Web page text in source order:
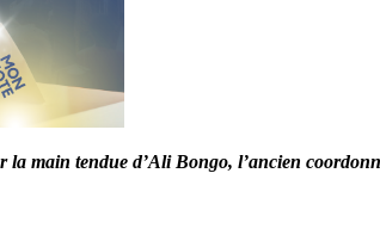
main tendue d’Ali Bongo, l’ancien